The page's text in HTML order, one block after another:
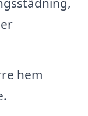
hem